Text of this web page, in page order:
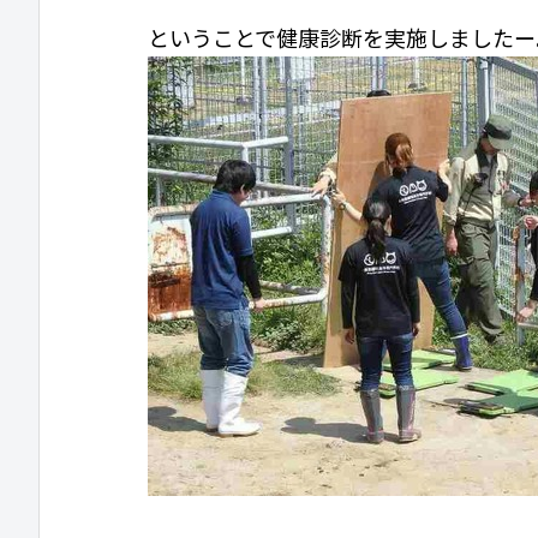
ということで健康診断を実施しました